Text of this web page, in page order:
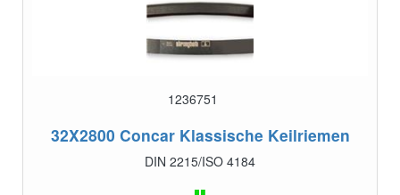
1236751
32X2800 Concar Klassische Keilriemen
DIN 2215/ISO 4184